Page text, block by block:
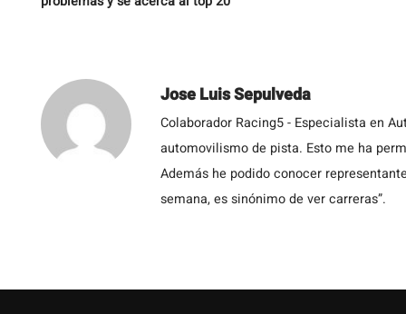
Jose Luis Sepulveda
Colaborador Racing5 - Especialista en
automovilismo de pista. Esto me ha
Además he podido conocer
semana, es sinónimo de ver carreras”.